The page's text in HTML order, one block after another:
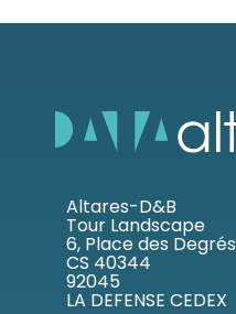
Altares-D&B
Tour Landscape
6, Place des Degrés
CS 40344
92045
LA DEFENSE CEDEX